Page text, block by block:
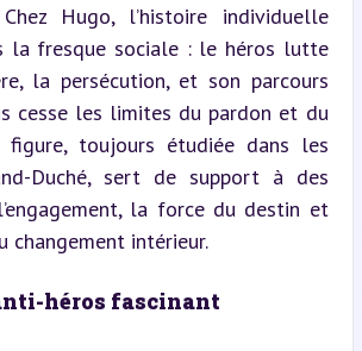
Hugo, l’histoire individuelle
la fresque sociale : le héros lutte
la persécution, et son parcours
cesse les limites du pardon et du
figure, toujours étudiée dans les
Duché, sert de support à des
la force du destin et
changement intérieur.
héros fascinant